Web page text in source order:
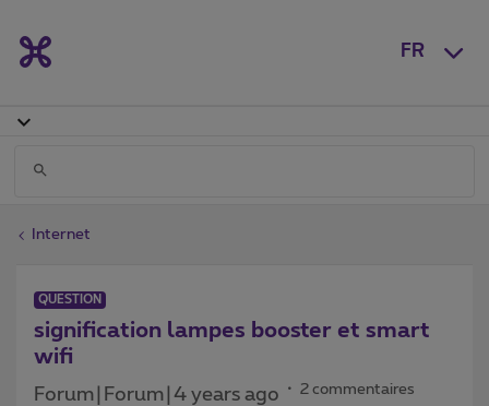
FR
Internet
QUESTION
signification lampes booster et smart
wifi
Forum|Forum|4 years ago 2 commentaires